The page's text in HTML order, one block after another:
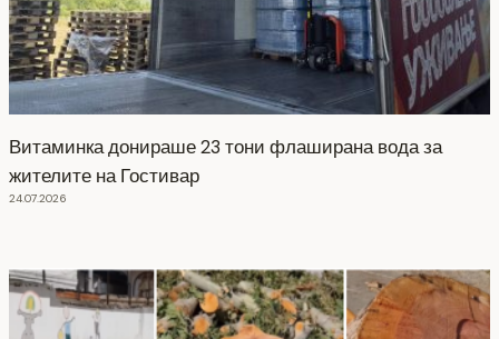
Витаминка донираше 23 тони флаширана вода за
жителите на Гостивар
24.07.2026